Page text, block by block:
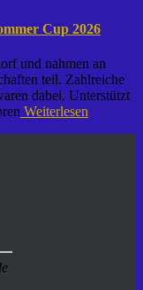
Cup 2026
und nahmen an
teil. Zahlreiche
dabei. Unterstützt
Weiterlesen